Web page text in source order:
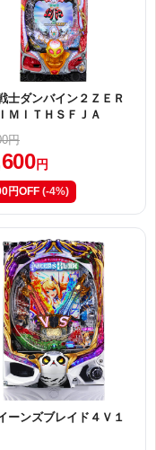
士ダンバイン２ＺＥＲ
ＭＩＴＨＳＦＪＡ
円
円
円OFF (-4%)
ーンズブレイド４Ｖ１